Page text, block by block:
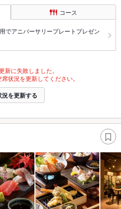
コース
でアニバーサリープレートプレゼン
新に失敗しました。
状況を更新してください。
況を更新する